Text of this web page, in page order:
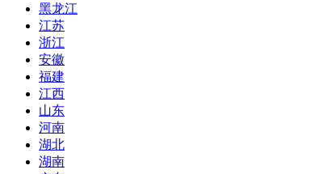
黑龙江
江苏
浙江
安徽
福建
江西
山东
河南
湖北
湖南